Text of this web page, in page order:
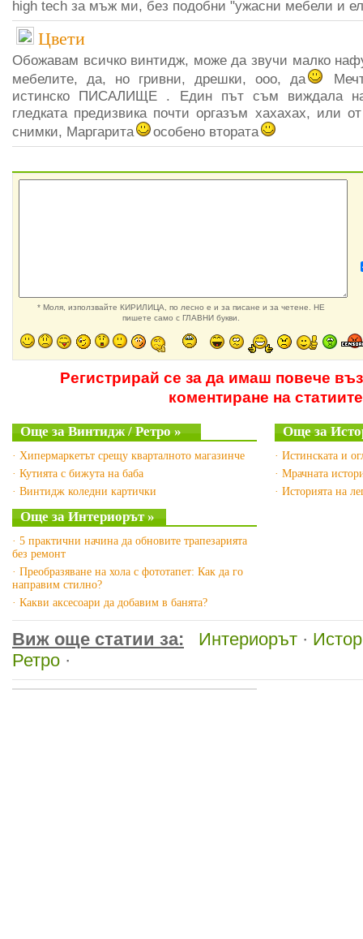
high tech за мъж ми, без подобни "ужасни мебели и
Цвети
Обожавам всичко винтидж, може да звучи малко
мебелите, да, но гривни, дрешки, ооо, да
истинско ПИСАЛИЩЕ . Един път съм виждала
гледката предизвика почти оргазъм хахахах, или
снимки, Маргарита
особено втората
* Моля, използвайте КИРИЛИЦА, по лесно е и за писане и за четене. НЕ
пишете само с ГЛАВНИ букви.
Регистрирай се за да имаш повече
коментиране на статиите
Още за Винтидж / Ретро »
· Хипермаркетът срещу кварталното магазинче
· Кутията с бижута на баба
· Винтидж коледни картички
Още за
· Истинската и
· Мрачната
· Историята на
Още за Интериорът »
· 5 практични начина да обновите трапезарията
без ремонт
· Преобразяване на хола с фототапет: Как да го
направим стилно?
· Какви аксесоари да добавим в банята?
Виж още статии за: Интериорът ·
Ретро ·